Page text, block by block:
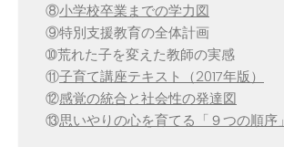
⑧小学校卒業までの学力図
⑨特別支援教育の全体計画
➉荒れた子を変えた教師の実感
⑪子育て講座テキスト（2017年版）
⑫感覚の統合と社会性の発達図
⑬思いやりの心を育てる「９つの順序」